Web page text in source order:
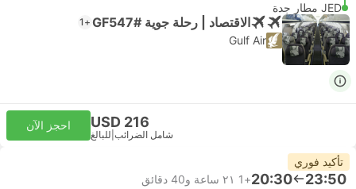
JED مطار جدة
الاقتصاد | رحلة جوية #GF547 +1
Gulf Air
USD 216
شامل الضرائب للبالغ
احجز الآن
تأكيد فوري
23:50
20:30
+1 ٢١ ساعة و‫40 دقائق